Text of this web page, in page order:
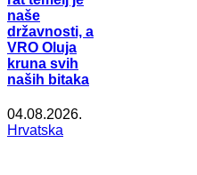
naše
državnosti, a
VRO Oluja
kruna svih
naših bitaka
04.08.2026.
Hrvatska